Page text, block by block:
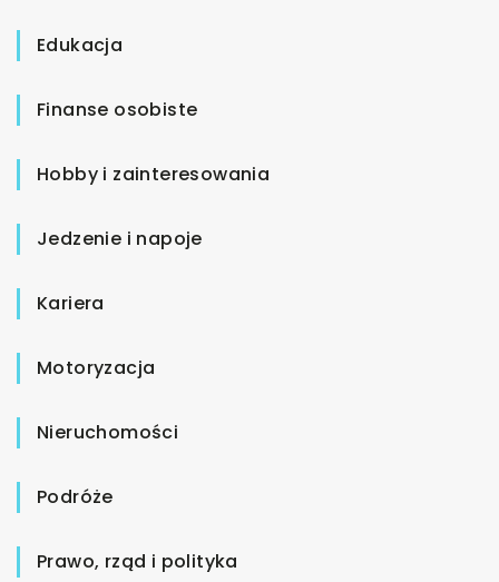
Edukacja
Finanse osobiste
Hobby i zainteresowania
Jedzenie i napoje
Kariera
Motoryzacja
Nieruchomości
Podróże
Prawo, rząd i polityka